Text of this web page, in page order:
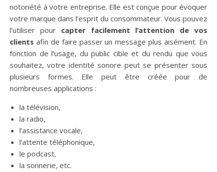
notoriété à votre entreprise. Elle est conçue pour évoquer
votre marque dans l’esprit du consommateur. Vous pouvez
l’utiliser pour capter facilement l’attention de vos
clients afin de faire passer un message plus aisément. En
fonction de l’usage, du public cible et du rendu que vous
souhaitez, votre identité sonore peut se présenter sous
plusieurs formes. Elle peut être créée pour de
nombreuses applications :
la télévision,
la radio,
l’assistance vocale,
l’attente téléphonique,
le podcast,
la sonnerie, etc.